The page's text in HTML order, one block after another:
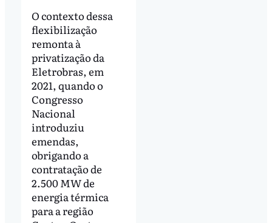
O contexto dessa
flexibilização
remonta à
privatização da
Eletrobras, em
2021, quando o
Congresso
Nacional
introduziu
emendas,
obrigando a
contratação de
2.500 MW de
energia térmica
para a região